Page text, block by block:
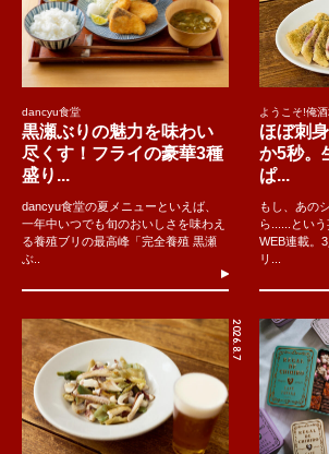
dancyu食堂
黒瀬ぶりの魅力を味わい
尽くす！フライの豪華3種
盛り...
dancyu食堂の夏メニューといえば、
一年中いつでも旬のおいしさを味わえ
る養殖ブリの最高峰「完全養殖 黒瀬
ぶ..
ようこそ!俺
ほぼ刺
か5秒。
ぱ...
もし、あの
ら......とい
WEB連載。
リ...
2026.8.7